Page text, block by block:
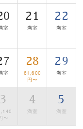
ドが諏訪大社をご
ご利用ご希望の方
がございます
おりません
歴史ある諏訪の街
、諏訪湖に包まれ
室
21
満室
22
満室
室
28
61,600
円〜
29
満室
3
〜
4
満室
5
満室